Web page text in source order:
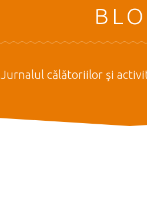
Jurnalul călătoriilor şi